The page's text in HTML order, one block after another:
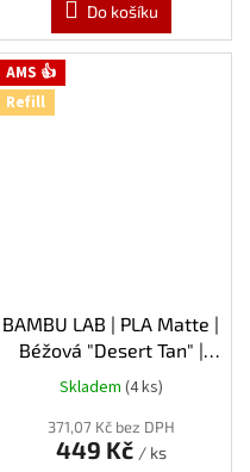
Do košíku
AMS 👍
Refill
BAMBU LAB | PLA Matte |
Béžová "Desert Tan" |
1.75mm | 1kg | Refill
Skladem (4 ks)
371,07 Kč bez DPH
449 Kč / ks